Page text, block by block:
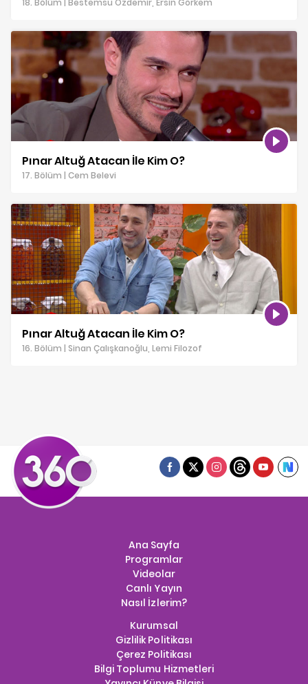
18. Bölüm | Bestemsu Özdemir, Ersin Görkem
Pınar Altuğ Atacan İle Kim O?
17. Bölüm | Cem Belevi
Pınar Altuğ Atacan İle Kim O?
16. Bölüm | Sinan Çalışkanoğlu, Lemi Filozof
Ana Sayfa
Programlar
Videolar
Canlı Yayın
Nasıl İzlerim?
Kurumsal
Gizlilik Politikası
Çerez Politikası
Bilgi Toplumu Hizmetleri